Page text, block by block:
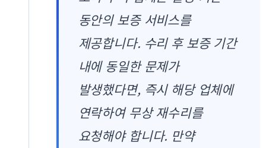
동안의 보증 서비스를
제공합니다. 수리 후 보증 기간
내에 동일한 문제가
발생했다면, 즉시 해당 업체에
연락하여 무상 재수리를
요청해야 합니다. 만약